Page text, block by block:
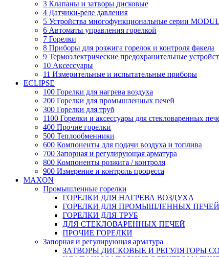
3 Клапаны и затворы дисковые
4 Датчики-реле давления
5 Устройства многофункциональные серии
6 Автоматы управления горелкой
7 Горелки
8 Приборы для розжига горелок и контроля факела
9 Термоэлектрические предохранительные
10 Аксессуары
11 Измерительные и испытательные приборы
ECLIPSE
100 Горелки для нагрева воздуха
200 Горелки для промышленных печей
300 Горелки для труб
1100 Горелки и аксессуары для стекловаренных
400 Прочие горелки
500 Теплообменники
600 Компоненты для подачи воздуха и топлива
700 Запорная и регулирующая арматура
800 Компоненты розжига / контроля
900 Измерение и контроль процесса
MAXON
Промышленные горелки
ГОРЕЛКИ ДЛЯ НАГРЕВА ВОЗДУХА
ГОРЕЛКИ ДЛЯ ПРОМЫШЛЕННЫХ ПЕЧЕЙ
ГОРЕЛКИ ДЛЯ ТРУБ
ДЛЯ СТЕКЛОВАРЕННЫХ ПЕЧЕЙ
ПРОЧИЕ ГОРЕЛКИ
Запорная и регулирующая арматура
ЗАТВОРЫ ДИСКОВЫЕ И РЕГУЛЯТОРЫ